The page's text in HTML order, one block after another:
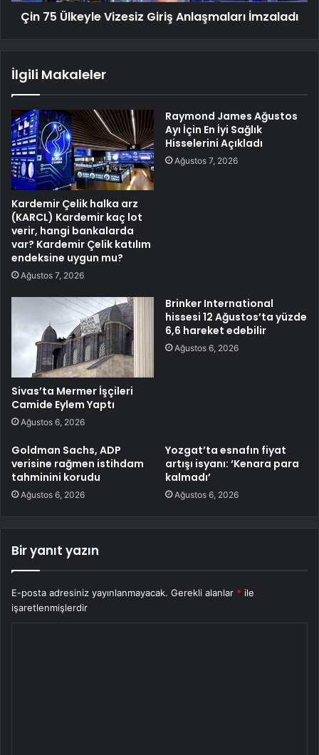
Çin 75 Ülkeyle Vizesiz Giriş Anlaşmaları İmzaladı
İlgili Makaleler
Kardemir Çelik halka arz
(KARCL) Kardemir kaç lot
verir, hangi bankalarda
var? Kardemir Çelik katılım
endeksine uygun mu?
Ağustos 7, 2026
Raymond James Ağustos
Ayı İçin En İyi Sağlık
Hisselerini Açıkladı
Ağustos 7, 2026
Sivas’ta Mermer İşçileri
Camide Eylem Yaptı
Ağustos 6, 2026
Brinker International
hissesi 12 Ağustos’ta yüzde
6,6 hareket edebilir
Ağustos 6, 2026
Goldman Sachs, ADP
verisine rağmen istihdam
tahminini korudu
Ağustos 6, 2026
Yozgat’ta esnafın fiyat
artışı isyanı: ‘Kenara para
kalmadı’
Ağustos 6, 2026
Bir yanıt yazın
E-posta adresiniz yayınlanmayacak. Gerekli alanlar * ile
işaretlenmişlerdir